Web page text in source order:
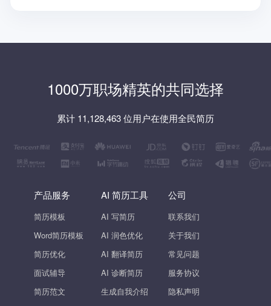
1000万职场精英的共同选择
累计 11,128,463 位用户在使用全民简历
产品服务
简历模板
Word简历模板
简历优化
面试辅导
简历范文
AI 简历工具
AI 写简历
AI 润色优化
AI 翻译简历
AI 诊断简历
生成自我介绍
公司
联系我们
关于我们
常见问题
服务协议
隐私声明